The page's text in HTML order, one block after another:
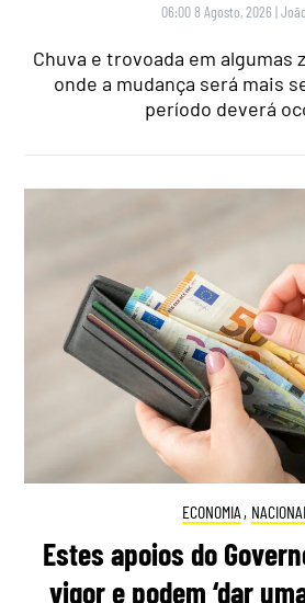
06:00 8 Agosto, 2026 |
Chuva e trovoada em algumas
onde a mudança será mais
período deverá
ECONOMIA , NACIONAL
Estes apoios do
vigor e podem ‘dar